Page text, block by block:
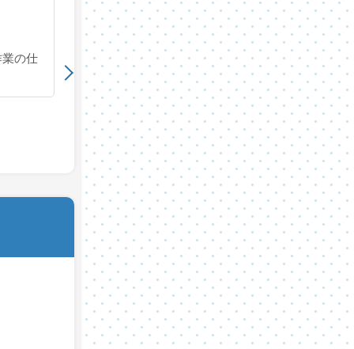
の仕
評価5
テレビの回収をお願いしました。時間も正確
やく対応してもらえて満足しました。サービ
家電量販店さんの半額だった。
テレビの回収 福岡県福岡市早良区 50代（50～59